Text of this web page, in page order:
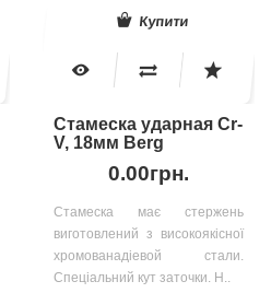
Купити
Стамеска ударная Cr-
V, 18мм Berg
0.00грн.
Стамеска має стержень
виготовлений з високоякісної
хромованадіевой стали.
Спеціальний кут заточки. Н..